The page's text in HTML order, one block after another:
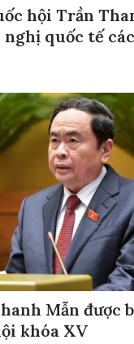
hội Trần
quốc tế
Mẫn được
khóa XV